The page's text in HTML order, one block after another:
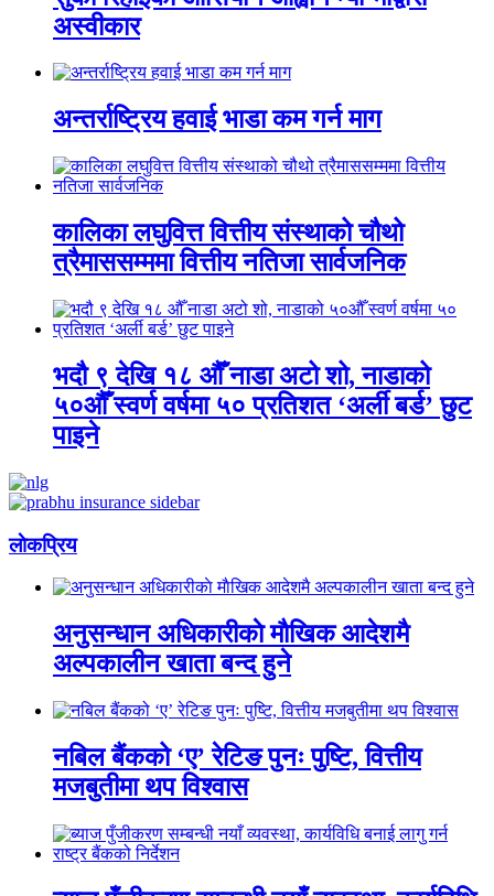
अस्वीकार
अन्तर्राष्ट्रिय हवाई भाडा कम गर्न माग
कालिका लघुवित्त वित्तीय संस्थाको चौथो
त्रैमाससम्ममा वित्तीय नतिजा सार्वजनिक
भदौ ९ देखि १८ औँ नाडा अटो शो, नाडाको
५०औँ स्वर्ण वर्षमा ५० प्रतिशत ‘अर्ली बर्ड’ छुट
पाइने
लाेकप्रिय
अनुसन्धान अधिकारीकाे माैखिक आदेशमै
अल्पकालीन खाता बन्द हुने
नबिल बैंकको ‘ए’ रेटिङ पुनः पुष्टि, वित्तीय
मजबुतीमा थप विश्वास